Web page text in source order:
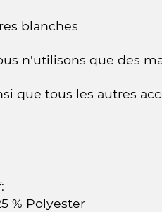
blanches
n'utilisons que des
que tous les autres
% Polyester